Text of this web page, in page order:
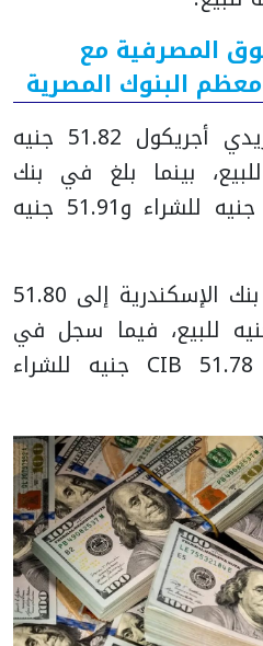
المصرفية مع
البنوك المصرية
كما سجل في بنك كريدي أجريكول 51.82 جنيه
جنيه للبيع، بينما بلغ في بنك
الكويت الوطني 51.81 جنيه للشراء و51.91 جنيه
ووصل سعر الدولار في بنك الإسكندرية إلى 51.80
للشراء و51.90 جنيه للبيع، فيما سجل في
البنك التجاري الدولي CIB 51.78 جنيه للشراء